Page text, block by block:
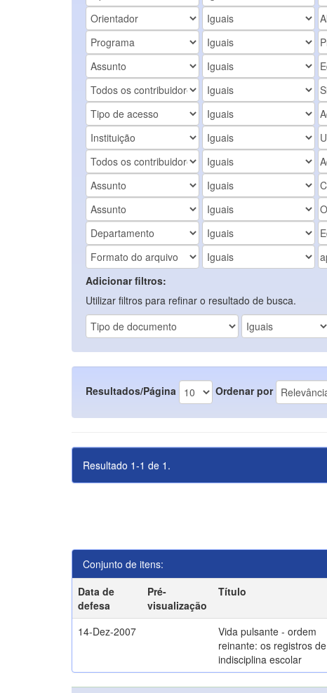
Adicionar filtros:
Utilizar filtros para refinar o resultado de busca.
Resultados/Página Ordenar por
Resultado 1-1 de 1.
Conjunto de itens:
Data de
defesa
Pré-
visualização
Título
14-Dez-2007
Vida pulsante - ordem
reinante: os registros de
indisciplina escolar